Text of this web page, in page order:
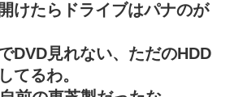
けたらドライブはパナのが
DVD見れない、ただのHDD
てるわ。